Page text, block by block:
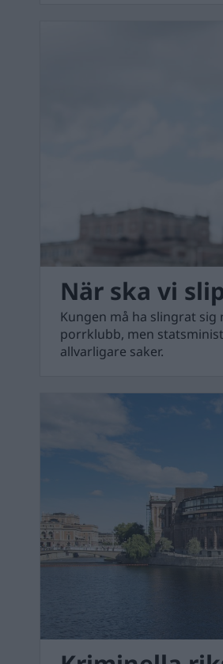
När ska vi
Kungen må ha slingrat
porrklubb, men
allvarligare saker.